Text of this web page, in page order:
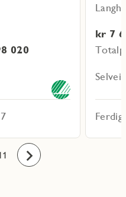
020
kr 7
Fremover